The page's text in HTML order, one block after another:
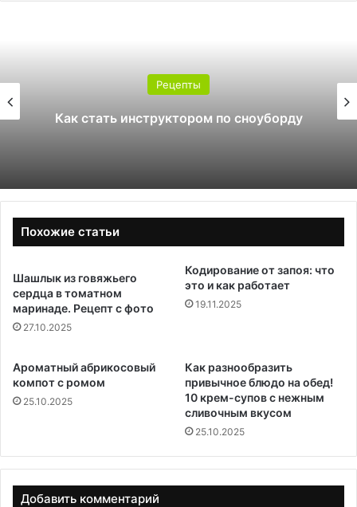
инструктором по сноуборду
Похожие статьи
Шашлык из говяжьего
сердца в томатном
маринаде. Рецепт с фото
27.10.2025
Кодирование от запоя: что
это и как работает
19.11.2025
Ароматный абрикосовый
компот с ромом
25.10.2025
Как разнообразить
привычное блюдо на обед!
10 крем-супов с нежным
сливочным вкусом
25.10.2025
Добавить комментарий